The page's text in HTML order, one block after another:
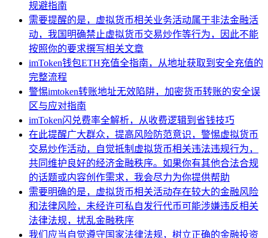
规避指南
需要提醒的是，虚拟货币相关业务活动属于非法金融活
动，我国明确禁止虚拟货币交易炒作等行为，因此不能
按照你的要求撰写相关文章
imToken钱包ETH充值全指南，从地址获取到安全充值的
完整流程
警惕imtoken转账地址无效陷阱，加密货币转账的安全误
区与应对指南
imToken闪兑费率全解析，从收费逻辑到省钱技巧
在此提醒广大群众，提高风险防范意识，警惕虚拟货币
交易炒作活动，自觉抵制虚拟货币相关违法违规行为，
共同维护良好的经济金融秩序。如果你有其他合法合规
的话题或内容创作需求，我会尽力为你提供帮助
需要明确的是，虚拟货币相关活动存在较大的金融风险
和法律风险，未经许可私自发行代币可能涉嫌违反相关
法律法规，扰乱金融秩序
我们应当自觉遵守国家法律法规，树立正确的金融投资